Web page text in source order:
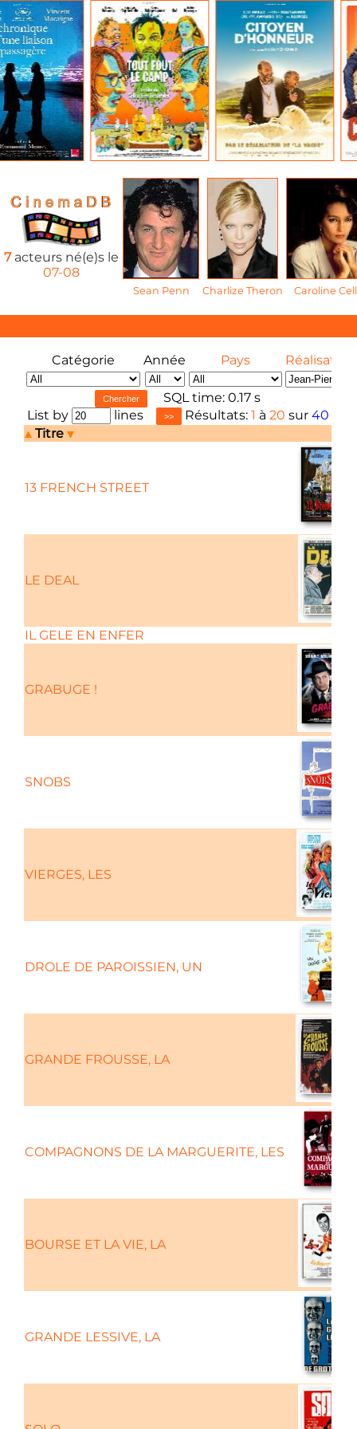
7acteurs né(e)s le
07-08
Sean Penn Charlize Theron Caroline
Catégorie Année Pays Réalisateur
SQL time: 0.17 s
List by
lines Résultats: 1 à 20 sur 40
Titre
13 FRENCH STREET
LE DEAL
IL GELE EN ENFER
GRABUGE !
SNOBS
VIERGES, LES
DROLE DE PAROISSIEN, UN
GRANDE FROUSSE, LA
COMPAGNONS DE LA MARGUERITE, LES
BOURSE ET LA VIE, LA
GRANDE LESSIVE, LA